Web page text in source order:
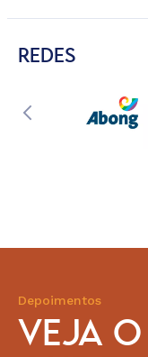
REDES
Depoimentos
VEJA O